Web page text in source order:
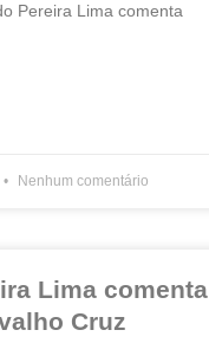
Pereira Lima comenta
Nenhum comentário
Lima comenta
Cruz